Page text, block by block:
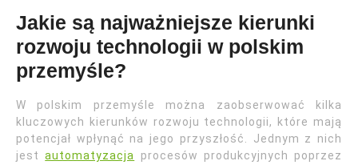
Jakie są najważniejsze kierunki
rozwoju technologii w polskim
przemyśle?
W polskim przemyśle można zaobserwować kilka
kluczowych kierunków rozwoju technologii, które mają
potencjał wpłynąć na jego przyszłość. Jednym z nich
jestautomatyzacja procesów produkcyjnych poprzez